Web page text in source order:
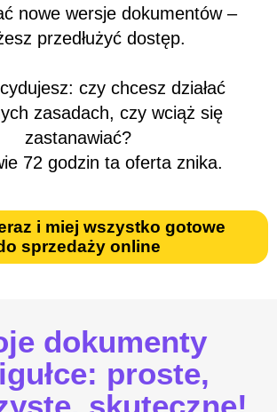
nowe wersje dokumentów –
przedłużyć dostęp.
czy chcesz działać
zasadach, czy wciąż się
zastanawiać?
72 godzin ta oferta znika.
i miej wszystko gotowe
sprzedaży online
dokumenty
proste,